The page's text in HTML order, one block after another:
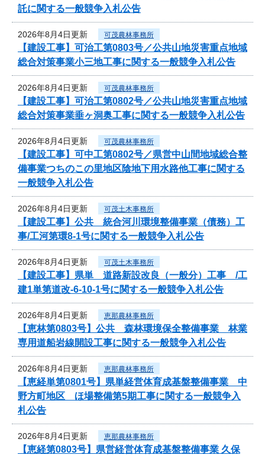
託に関する一般競争入札公告
2026年8月4日更新 可茂農林事務所
【建設工事】可治工第0803号／公共山地災害重点地域
総合対策事業小三地工事に関する一般競争入札公告
2026年8月4日更新 可茂農林事務所
【建設工事】可治工第0802号／公共山地災害重点地域
総合対策事業垂ヶ洞奥工事に関する一般競争入札公告
2026年8月4日更新 可茂農林事務所
【建設工事】可中工第0802号／県営中山間地域総合整
備事業つちのこの里地区陰地下用水路他工事に関する
一般競争入札公告
2026年8月4日更新 可茂土木事務所
【建設工事】公共 統合河川環境整備事業（債務）工
事/工河第環8-1号に関する一般競争入札公告
2026年8月4日更新 可茂土木事務所
【建設工事】県単 道路新設改良（一般分）工事 /工
建1単第道改-6-10-1号に関する一般競争入札公告
2026年8月4日更新 恵那農林事務所
【恵林第0803号】公共 森林環境保全整備事業 林業
専用道船岩線開設工事に関する一般競争入札公告
2026年8月4日更新 恵那農林事務所
【恵経単第0801号】県単経営体育成基盤整備事業 中
野方町地区 ほ場整備第5期工事に関する一般競争入
札公告
2026年8月4日更新 恵那農林事務所
【恵経第0803号】県営経営体育成基盤整備事業 久保